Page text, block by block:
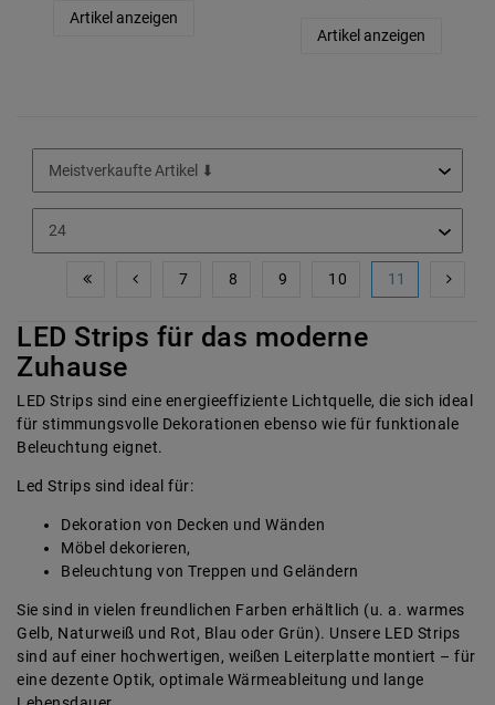
Artikel anzeigen
Artikel anzeigen
7 8 9 10 11
LED Strips für das moderne
Zuhause
LED Strips sind eine energieeffiziente Lichtquelle, die sich ideal
für stimmungsvolle Dekorationen ebenso wie für funktionale
Beleuchtung eignet.
Led Strips sind ideal für:
Dekoration von Decken und Wänden
Möbel dekorieren,
Beleuchtung von Treppen und Geländern
Sie sind in vielen freundlichen Farben erhältlich (u. a. warmes
Gelb, Naturweiß und Rot, Blau oder Grün). Unsere LED Strips
sind auf einer hochwertigen, weißen Leiterplatte montiert – für
eine dezente Optik, optimale Wärmeableitung und lange